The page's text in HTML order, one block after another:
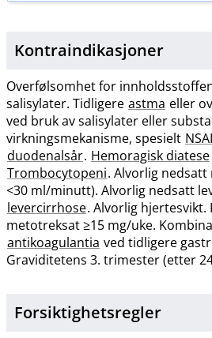
Kontraindikasjoner
Overfølsomhet for
salisylater. Tidligere astma eller
ved bruk av salisylater eller
virkningsmekanisme, spesielt
duodenalsår. Hemoragisk diatese
Trombocytopeni. Alvorlig
<30 ml​/​minutt). Alvorlig nedsatt
levercirrhose. Alvorlig
metotreksat ≥15 mg​/​uke.
antikoagulantia ved tidligere
Graviditetens 3. trimester (etter
Forsiktighetsregler